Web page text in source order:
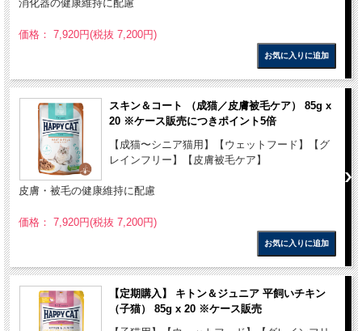
消化器の健康維持に配慮
価格： 7,920円(税抜 7,200円)
スキン＆コート （成猫／皮膚被毛ケア） 85g x
20 ※ケース販売につきポイント5倍
【成猫〜シニア猫用】【ウェットフード】【グ
レインフリー】【皮膚被毛ケア】
皮膚・被毛の健康維持に配慮
価格： 7,920円(税抜 7,200円)
【定期購入】 キトン＆ジュニア 平飼いチキン
（子猫） 85g x 20 ※ケース販売